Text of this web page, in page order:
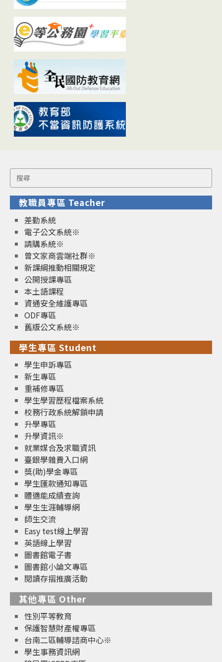
Search
for:
教職員專區 Teacher
差勤系統
電子公文系統※
請購系統※
曾文家商雲端社群※
新課綱推動相關規定
公開授課專區
本土語課程
資通安全維護專區
ODF專區
舊版公文系統※
學生專區 Student
學生申訴專區
新生專區
重補修專區
學生學習歷程檔案系統
校務行政系統解鎖申請
升學專區
升學資訊※
就業媒合及求職資訊
臺銀學雜費入口網
獎(助)學金專區
學生匯款通知專區
體適能成績查詢
學生生涯輔導網
師生交流
Easy test線上學習
英語線上學習
圖書館電子書
圖書館小論文專區
閱讀存摺推廣活動
其他專區 Other
性別平等教育
保護智慧財產權專區
台南二區輔導諮商中心※
學生事務資訊網